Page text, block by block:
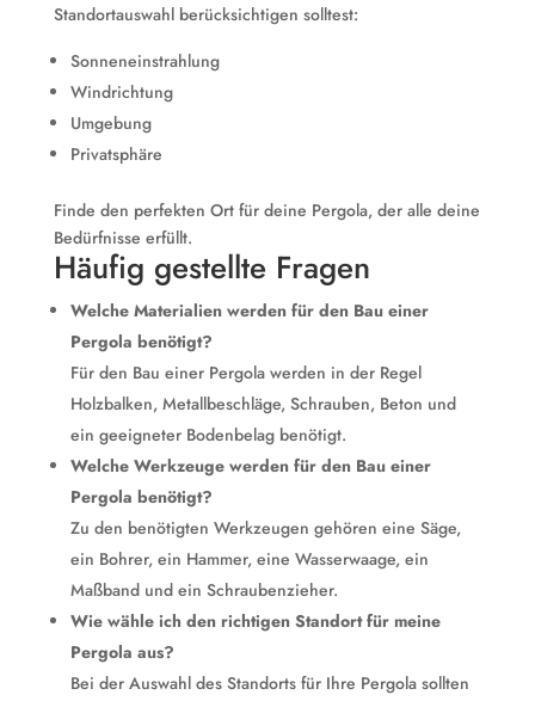
Standortauswahl berücksichtigen solltest:
Sonneneinstrahlung
Windrichtung
Umgebung
Privatsphäre
Finde den perfekten Ort für deine Pergola, der alle deine
Bedürfnisse erfüllt.
Häufig gestellte Fragen
Welche Materialien werden für den Bau einer
Pergola benötigt?
Für den Bau einer Pergola werden in der Regel
Holzbalken, Metallbeschläge, Schrauben, Beton und
ein geeigneter Bodenbelag benötigt.
Welche Werkzeuge werden für den Bau einer
Pergola benötigt?
Zu den benötigten Werkzeugen gehören eine Säge,
ein Bohrer, ein Hammer, eine Wasserwaage, ein
Maßband und ein Schraubenzieher.
Wie wähle ich den richtigen Standort für meine
Pergola aus?
Bei der Auswahl des Standorts für Ihre Pergola sollten